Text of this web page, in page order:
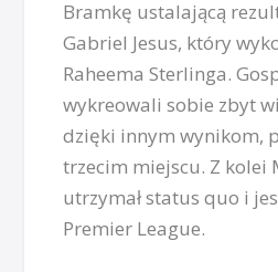
Bramkę ustalającą
Gabriel Jesus, który
Raheema Sterlinga.
wykreowali sobie zbyt
dzięki innym wynikom,
trzecim miejscu. Z kolei
utrzymał status quo i
Premier League.